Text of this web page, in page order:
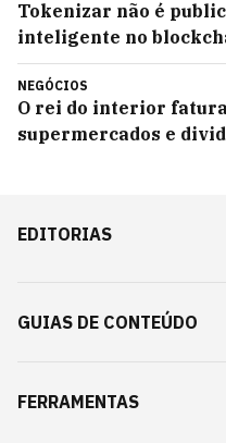
Tokenizar não é
inteligente no
NEGÓCIOS
O rei do interior
supermercados e
EDITORIAS
GUIAS DE CONTEÚDO
FERRAMENTAS